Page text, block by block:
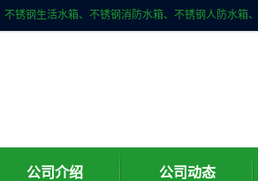
公司介绍 公司动态